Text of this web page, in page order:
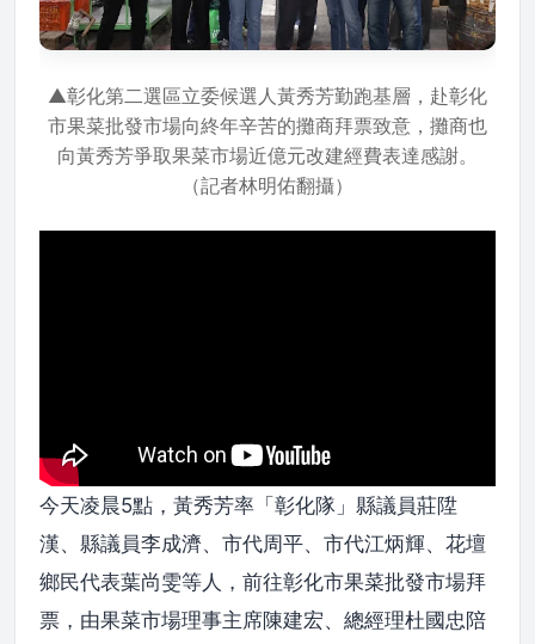
▲彰化第二選區立委候選人黃秀芳勤跑基層，赴彰化
市果菜批發市場向終年辛苦的攤商拜票致意，攤商也
向黃秀芳爭取果菜市場近億元改建經費表達感謝。
（記者林明佑翻攝）
今天凌晨5點，黃秀芳率「彰化隊」縣議員莊陞
漢、縣議員李成濟、市代周平、市代江炳輝、花壇
鄉民代表葉尚雯等人，前往彰化市果菜批發市場拜
票，由果菜市場理事主席陳建宏、總經理杜國忠陪